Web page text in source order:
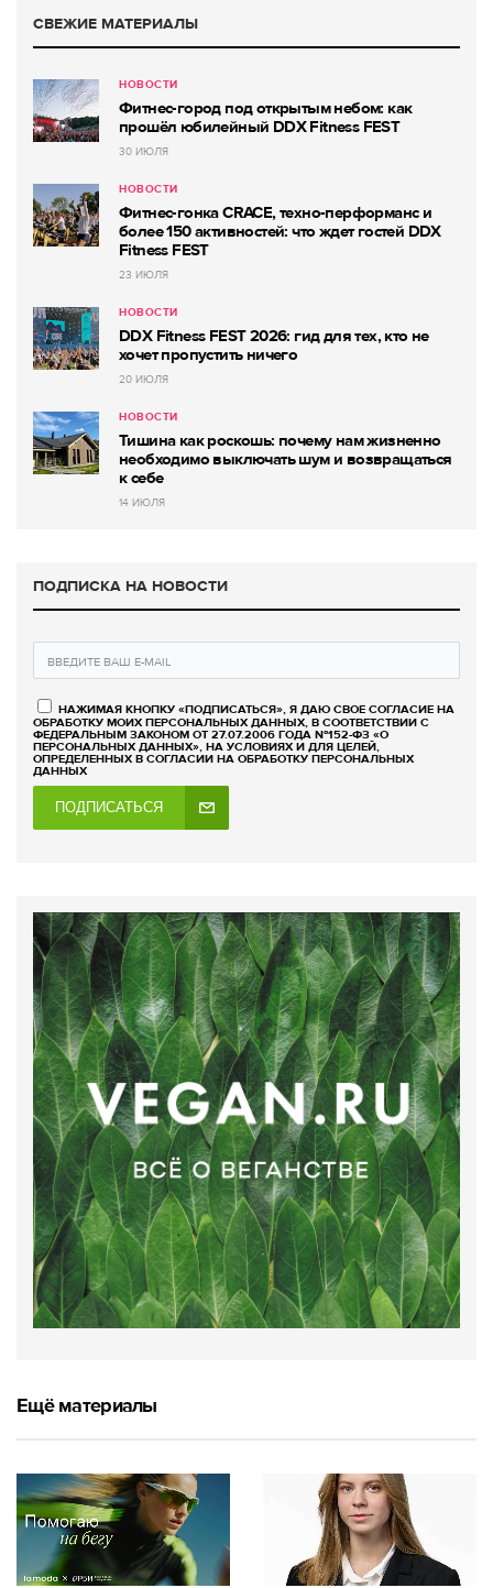
СВЕЖИЕ МАТЕРИАЛЫ
НОВОСТИ
Фитнес-город под открытым небом: как
прошёл юбилейный DDX Fitness FEST
30 ИЮЛЯ
НОВОСТИ
Фитнес-гонка CRACE, техно-перформанс и
более 150 активностей: что ждет гостей DDX
Fitness FEST
23 ИЮЛЯ
НОВОСТИ
DDX Fitness FEST 2026: гид для тех, кто не
хочет пропустить ничего
20 ИЮЛЯ
НОВОСТИ
Тишина как роскошь: почему нам жизненно
необходимо выключать шум и возвращаться
к себе
14 ИЮЛЯ
ПОДПИСКА НА НОВОСТИ
НАЖИМАЯ КНОПКУ «ПОДПИСАТЬСЯ», Я ДАЮ СВОЕ СОГЛАСИЕ НА
ОБРАБОТКУ МОИХ ПЕРСОНАЛЬНЫХ ДАННЫХ, В СООТВЕТСТВИИ С
ФЕДЕРАЛЬНЫМ ЗАКОНОМ ОТ 27.07.2006 ГОДА №152-ФЗ «О
ПЕРСОНАЛЬНЫХ ДАННЫХ», НА УСЛОВИЯХ И ДЛЯ ЦЕЛЕЙ,
ОПРЕДЕЛЕННЫХ В СОГЛАСИИ НА ОБРАБОТКУ ПЕРСОНАЛЬНЫХ
ДАННЫХ
ПОДПИСАТЬСЯ
Ещё материалы